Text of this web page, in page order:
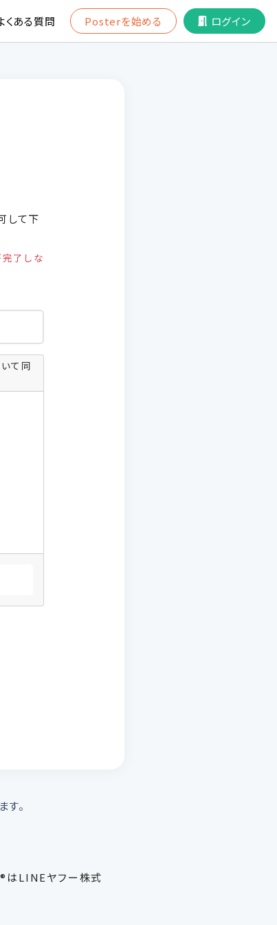
くある質問 Posterを始める ログイン
して下
了しな
て同
り
訂
問
の
。
はLINEヤフー株式